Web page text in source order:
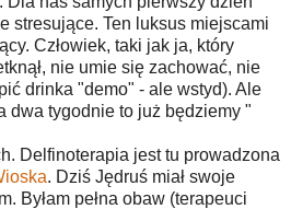
stresujące. Ten luksus miejscami
Człowiek, taki jak ja, który
nie umie się zachować, nie
drinka "demo" - ale wstyd). Ale
dwa tygodnie to już będziemy "
Delfinoterapia jest tu prowadzona
. Dziś Jędruś miał swoje
Byłam pełna obaw (terapeuci